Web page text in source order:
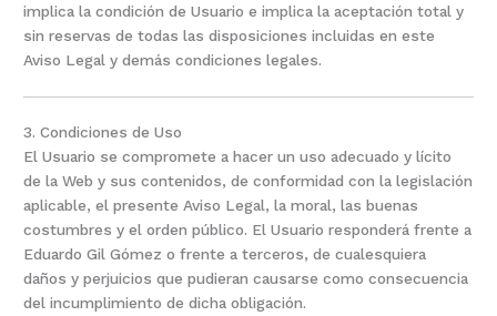
implica la condición de Usuario e implica la aceptación total y
sin reservas de todas las disposiciones incluidas en este
Aviso Legal y demás condiciones legales.
3. Condiciones de Uso
El Usuario se compromete a hacer un uso adecuado y lícito
de la Web y sus contenidos, de conformidad con la legislación
aplicable, el presente Aviso Legal, la moral, las buenas
costumbres y el orden público. El Usuario responderá frente a
Eduardo Gil Gómez o frente a terceros, de cualesquiera
daños y perjuicios que pudieran causarse como consecuencia
del incumplimiento de dicha obligación.